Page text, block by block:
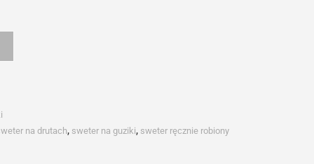
na drutach, sweter na guziki, sweter ręcznie robiony